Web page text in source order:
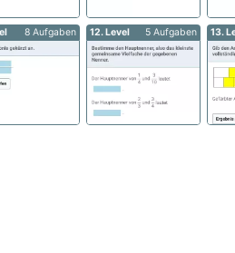
8 Aufgaben 12. Level 5 Aufgaben 13.